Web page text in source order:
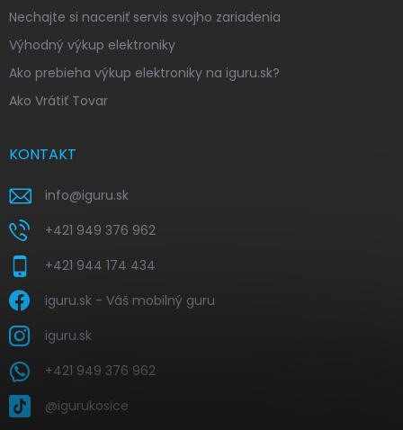
Nechajte si naceniť servis svojho zariadenia
Výhodný výkup elektroniky
Ako prebieha výkup elektroniky na iguru.sk?
Ako Vrátiť Tovar
KONTAKT
info@iguru.sk
+421 949 376 962
+421 944 174 434
iguru.sk - Váš mobilný guru
iguru.sk
+421 949 376 962
@igurukosice